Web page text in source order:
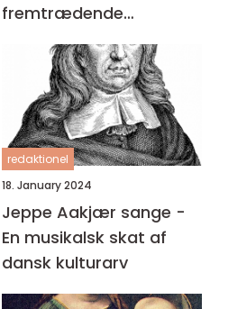
fremtrædende
forfattere og har
skrevet en lang række
bøger, der spænder
over forskellige genrer
og temaer
redaktionel
18. January 2024
Jeppe Aakjær sange -
En musikalsk skat af
dansk kulturarv